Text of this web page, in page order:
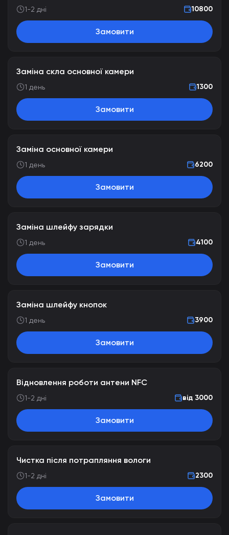
1-2 дні 10800
Замовити
Заміна скла основної камери
1 день 1300
Замовити
Заміна основної камери
1 день 6200
Замовити
Заміна шлейфу зарядки
1 день 4100
Замовити
Заміна шлейфу кнопок
1 день 3900
Замовити
Відновлення роботи антени NFC
1-2 дні від 3000
Замовити
Чистка після потрапляння вологи
1-2 дні 2300
Замовити